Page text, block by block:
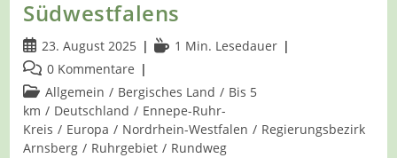
Südwestfalens
Beitrag
veröffentlicht:
23. August 2025 Lesedauer:
1 Min. Lesedauer
Beitrags-
Kommentare:
0 Kommentare
Beitrags-
Kategorie:
Allgemein / Bergisches Land / Bis 5
km / Deutschland / Ennepe-Ruhr-
Kreis / Europa / Nordrhein-Westfalen / Regierungsbezirk
Arnsberg / Ruhrgebiet / Rundweg